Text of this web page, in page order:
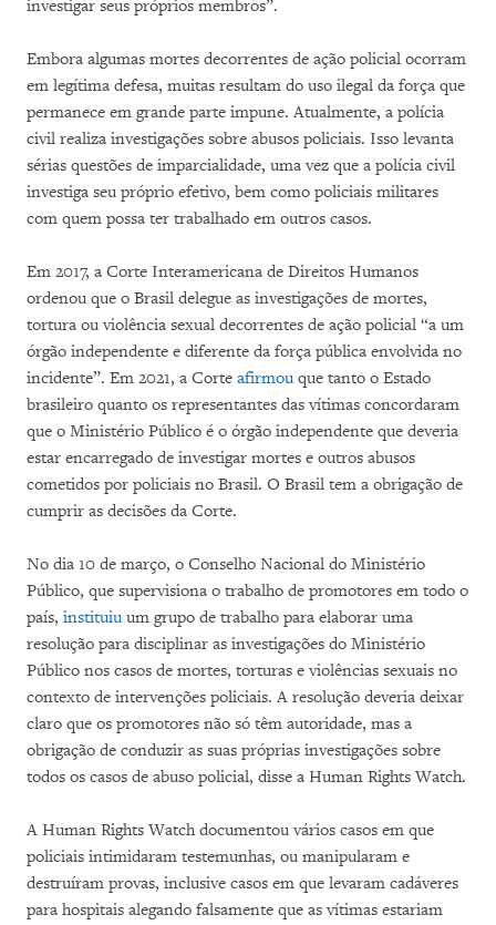
investigar seus próprios membros”.
Embora algumas mortes decorrentes de ação policial ocorram
em legítima defesa, muitas resultam do uso ilegal da força que
permanece em grande parte impune. Atualmente, a polícia
civil realiza investigações sobre abusos policiais. Isso levanta
sérias questões de imparcialidade, uma vez que a polícia civil
investiga seu próprio efetivo, bem como policiais militares
com quem possa ter trabalhado em outros casos.
Em 2017, a Corte Interamericana de Direitos Humanos
ordenou que o Brasil delegue as investigações de mortes,
tortura ou violência sexual decorrentes de ação policial “a um
órgão independente e diferente da força pública envolvida no
incidente”. Em 2021, a Corte afirmouque tanto o Estado
brasileiro quanto os representantes das vítimas concordaram
que o Ministério Público é o órgão independente que deveria
estar encarregado de investigar mortes e outros abusos
cometidos por policiais no Brasil. O Brasil tem a obrigação de
cumprir as decisões da Corte.
No dia 10 de março, o Conselho Nacional do Ministério
Público, que supervisiona o trabalho de promotores em todo o
país, instituiuum grupo de trabalho para elaborar uma
resolução para disciplinar as investigações do Ministério
Público nos casos de mortes, torturas e violências sexuais no
contexto de intervenções policiais. A resolução deveria deixar
claro que os promotores não só têm autoridade, mas a
obrigação de conduzir as suas próprias investigações sobre
todos os casos de abuso policial, disse a Human Rights Watch.
A Human Rights Watch documentou vários casos em que
policiais intimidaram testemunhas, ou manipularam e
destruíram provas, inclusive casos em que levaram cadáveres
para hospitais alegando falsamente que as vítimas estariam